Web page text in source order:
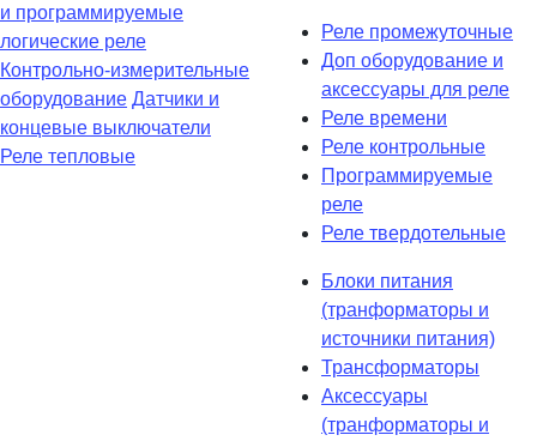
и программируемые
логические реле
Контрольно-измерительные
оборудование Датчики и
концевые выключатели
Реле тепловые
Реле промежуточные
Доп оборудование и
аксессуары для реле
Реле времени
Реле контрольные
Программируемые
реле
Реле твердотельные
Блоки питания
(транформаторы и
источники питания)
Трансформаторы
Аксессуары
(транформаторы и